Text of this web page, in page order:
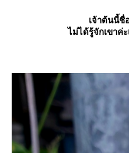
เจ้าต้นนี้ชื่
ไม่ได้รู้จักเขาค่ะ